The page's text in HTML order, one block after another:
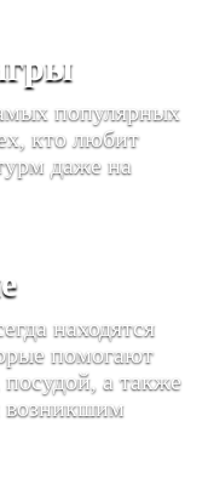
популярных
кто любит
даже на
находятся
помогают
а также
возникшим